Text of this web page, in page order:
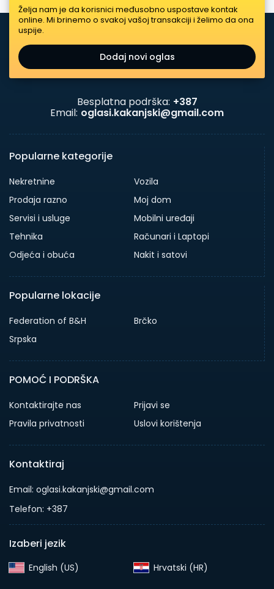
Želja nam je da korisnici međusobno uspostave kontak
online. Mi brinemo o svakoj vašoj transakciji i želimo da ona
uspije.
Dodaj novi oglas
Besplatna podrška: +387
Email: oglasi.kakanjski@gmail.com
Popularne kategorije
Nekretnine
Vozila
Prodaja razno
Moj dom
Servisi i usluge
Mobilni uređaji
Tehnika
Računari i Laptopi
Odjeća i obuća
Nakit i satovi
Popularne lokacije
Federation of B&H
Brčko
Srpska
POMOĆ I PODRŠKA
Kontaktirajte nas
Prijavi se
Pravila privatnosti
Uslovi korištenja
Kontaktiraj
Email: oglasi.kakanjski@gmail.com
Telefon: +387
Izaberi jezik
English (US)‎ Hrvatski (HR)‎